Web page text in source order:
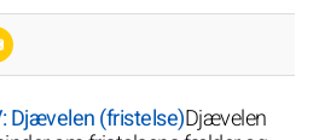
Djævelen (fristelse)Djævelen